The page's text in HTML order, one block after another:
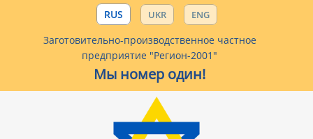
RUS UKR ENG
Заготовительно-производственное частное
предприятие "Регион-2001"
Мы номер один!